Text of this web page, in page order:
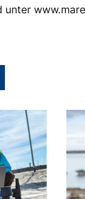
unter